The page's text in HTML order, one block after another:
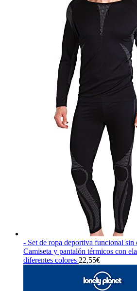
- Set de ropa deportiva funcional sin
Camiseta y pantalón térmicos con
diferentes colores 22,55€